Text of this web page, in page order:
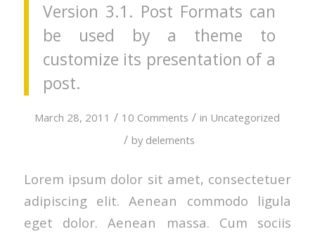
Version 3.1. Post Formats can
be used by a theme to
customize its presentation of a
post.
March 28, 2011 / 10 Comments / in Uncategorized
/ by delements
Lorem ipsum dolor sit amet, consectetuer
adipiscing elit. Aenean commodo ligula
eget dolor. Aenean massa. Cum sociis